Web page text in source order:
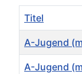
Titel
A-Jugend
A-Jugend